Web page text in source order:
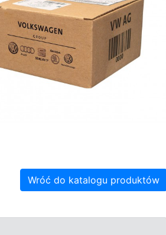
Wróć do katalogu produktów